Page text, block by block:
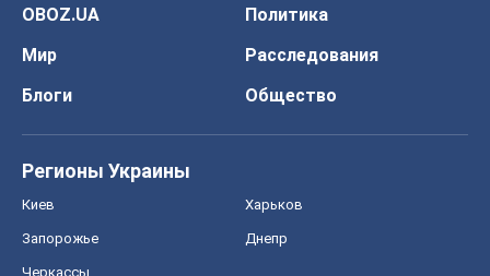
OBOZ.UA
Политика
Мир
Расследования
Блоги
Общество
Регионы Украины
Киев Харьков
Запорожье Днепр
Черкассы